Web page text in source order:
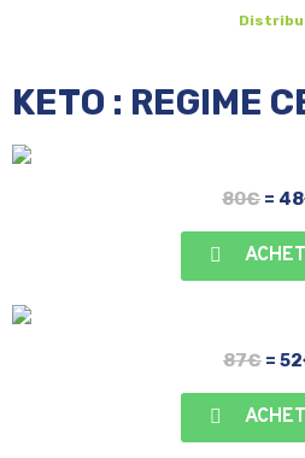
KETO : REGIME
80€ =
87€ =